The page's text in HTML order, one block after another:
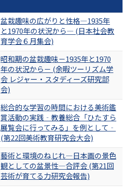
盆栽趣味の広がりと性格―1935年
と1970年の状況から― (日本社会教
育学会６月集会)
昭和期の盆栽趣味－1935年と1970
年の状況から－ (余暇ツーリズム学
会 レジャー・スタディーズ研究部
会)
総合的な学習の時間における美術鑑
賞活動の実践‐教養総合「ひたすら
展覧会に行ってみる」を例として‐
(第22回美術教育研究会大会)
藝術と環境のねじれ―日本画の景色
観としての盆景性―合評会 (第21回
芸術が育てる力研究会報告)